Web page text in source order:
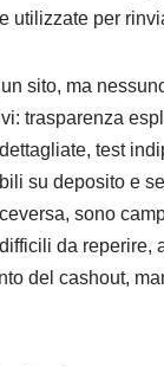
utilizzate per
sito, ma
trasparenza
test
su deposito e
sono
da reperire,
del cashout,